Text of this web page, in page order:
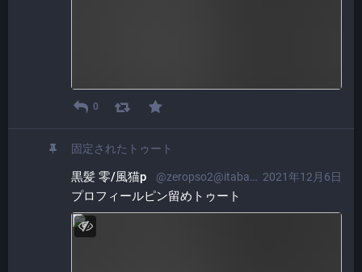
0
固定されたトゥート
2021年12月6日
黒髪 零/風猫p @zeropso2@itabashi.0j0.jp
プロフィールピン留めトゥート